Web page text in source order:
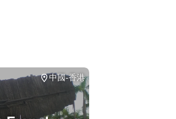
中國-香港